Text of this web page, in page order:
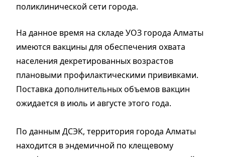
поликлинической сети города.
На данное время на складе УОЗ города Алматы
имеются вакцины для обеспечения охвата
населения декретированных возрастов
плановыми профилактическими прививками.
Поставка дополнительных объемов вакцин
ожидается в июль и августе этого года.
По данным ДСЭК, территория города Алматы
находится в эндемичной по клещевому